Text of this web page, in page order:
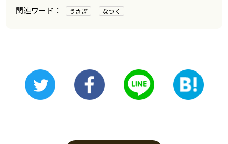
うさぎ なつく